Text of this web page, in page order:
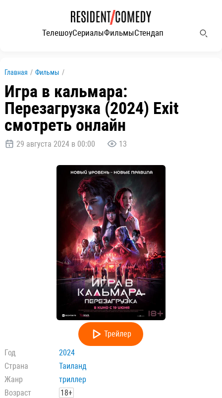
ТелешоуСериалыФильмыСтендап
Главная / Фильмы /
Игра в кальмара:
Перезагрузка (2024) Exit
смотреть онлайн
29 августа 2024 в 00:00 13
Трейлер
Год
2024
Страна
Таиланд
Жанр
триллер
Возраст
18+